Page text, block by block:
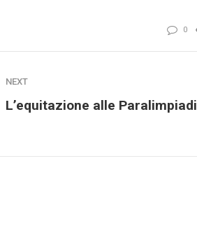
0
NEXT
L’equitazione alle Paralimpiadi